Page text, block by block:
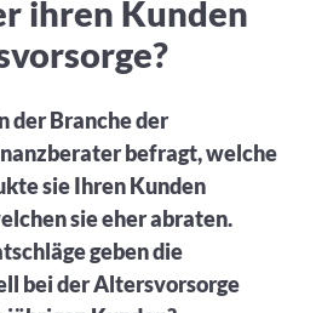
und ETFs wissen müssen – so
Beiträge zu den besten Fonds aus
10 Fonds aus über 35.000
Produkte und aktiven
Alarme
unserer Partner-
Beiträge unserer Community-
Hier gibt es Aufnahmen unserer
ihren Kunden
der Branche der
befragt, welche
sie Ihren Kunden
sie eher abraten.
geben die
bei der Altersvorsorge